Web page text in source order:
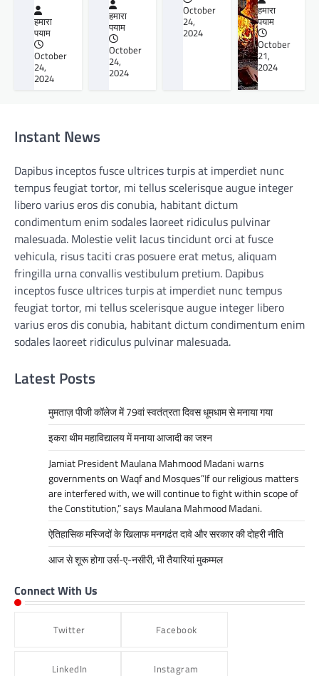
हमारा
पयाम
October
24,
2024
हमारा
पयाम
October
24,
2024
October
24,
2024
हमारा
पयाम
October
21,
2024
Instant News
Dapibus inceptos fusce ultrices turpis at imperdiet nunc
tempus feugiat tortor, mi tellus scelerisque augue integer
libero varius eros dis conubia, habitant dictum
condimentum enim sodales laoreet ridiculus pulvinar
malesuada. Molestie velit lacus tincidunt orci at fusce
vehicula, risus taciti cras posuere erat metus, aliquam
fringilla urna convallis vestibulum pretium. Dapibus
inceptos fusce ultrices turpis at imperdiet nunc tempus
feugiat tortor, mi tellus scelerisque augue integer libero
varius eros dis conubia, habitant dictum condimentum enim
sodales laoreet ridiculus pulvinar malesuada.
Latest Posts
मुमताज़ पीजी कॉलेज में 79वां स्वतंत्रता दिवस धूमधाम से मनाया गया
इकरा थीम महाविद्यालय में मनाया आजादी का जश्न
Jamiat President Maulana Mahmood Madani warns
governments on Waqf and Mosques”If our religious matters
are interfered with, we will continue to fight within scope of
the Constitution,” says Maulana Mahmood Madani.
ऐतिहासिक मस्जिदों के खिलाफ मनगढंत दावे और सरकार की दोहरी नीति
आज से शूरू होगा उर्स-ए-नसीरी, भी तैयारियां मुकम्मल
Connect With Us
Twitter Facebook
LinkedIn Instagram